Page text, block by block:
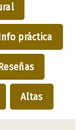
práctica
Altas